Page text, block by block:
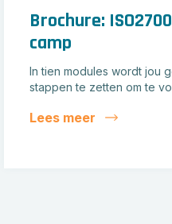
Brochure:
camp
In tien modules wordt jou
stappen te zetten om te
Lees meer